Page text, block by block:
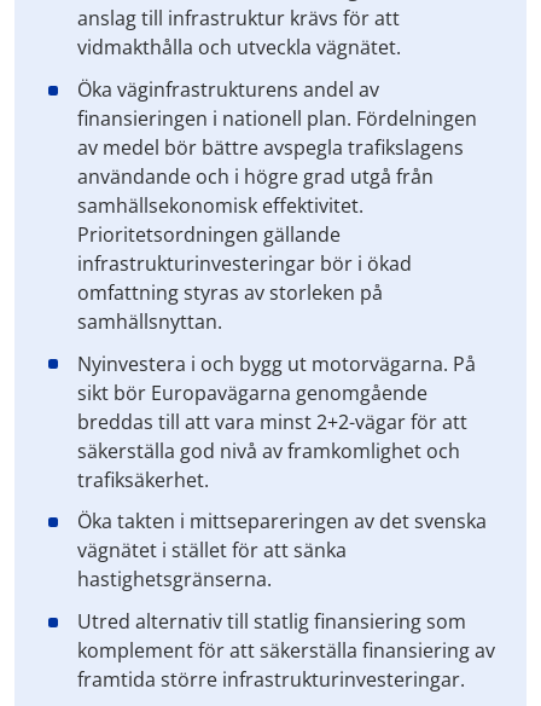
anslag till infrastruktur krävs för att
vidmakthålla och utveckla vägnätet.
Öka väginfrastrukturens andel av
finansieringen i nationell plan. Fördelningen
av medel bör bättre avspegla trafikslagens
användande och i högre grad utgå från
samhällsekonomisk effektivitet.
Prioritetsordningen gällande
infrastrukturinvesteringar bör i ökad
omfattning styras av storleken på
samhällsnyttan.
Nyinvestera i och bygg ut motorvägarna. På
sikt bör Europavägarna genomgående
breddas till att vara minst 2+2-vägar för att
säkerställa god nivå av framkomlighet och
trafiksäkerhet.
Öka takten i mittsepareringen av det svenska
vägnätet i stället för att sänka
hastighetsgränserna.
Utred alternativ till statlig finansiering som
komplement för att säkerställa finansiering av
framtida större infrastrukturinvesteringar.